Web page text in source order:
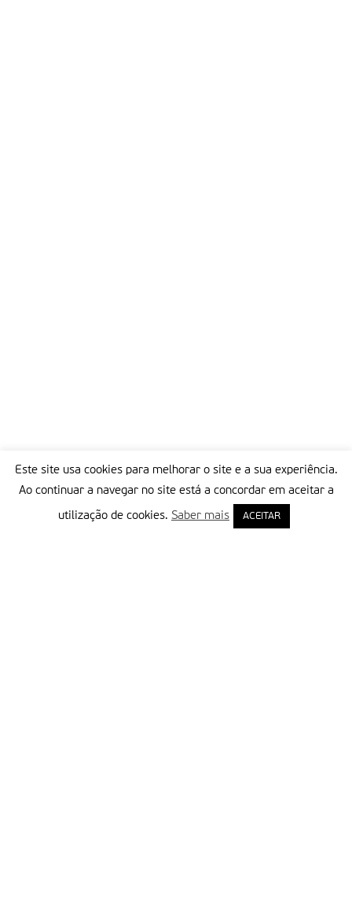
Este site usa cookies para melhorar o site e a sua experiência.
Ao continuar a navegar no site está a concordar em aceitar a
utilização de cookies. Saber mais ACEITAR